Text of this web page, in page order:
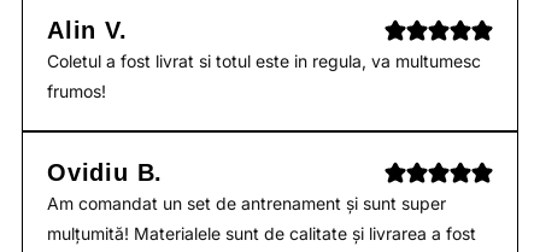
Alin V.
Coletul a fost livrat si totul este in regula, va multumesc
frumos!
Ovidiu B.
Am comandat un set de antrenament și sunt super
mulțumită! Materialele sunt de calitate și livrarea a fost